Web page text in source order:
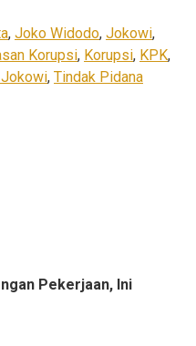
, Joko Widodo, Jokowi,
Korupsi, Korupsi, KPK,
, Tindak Pidana
Pekerjaan, Ini